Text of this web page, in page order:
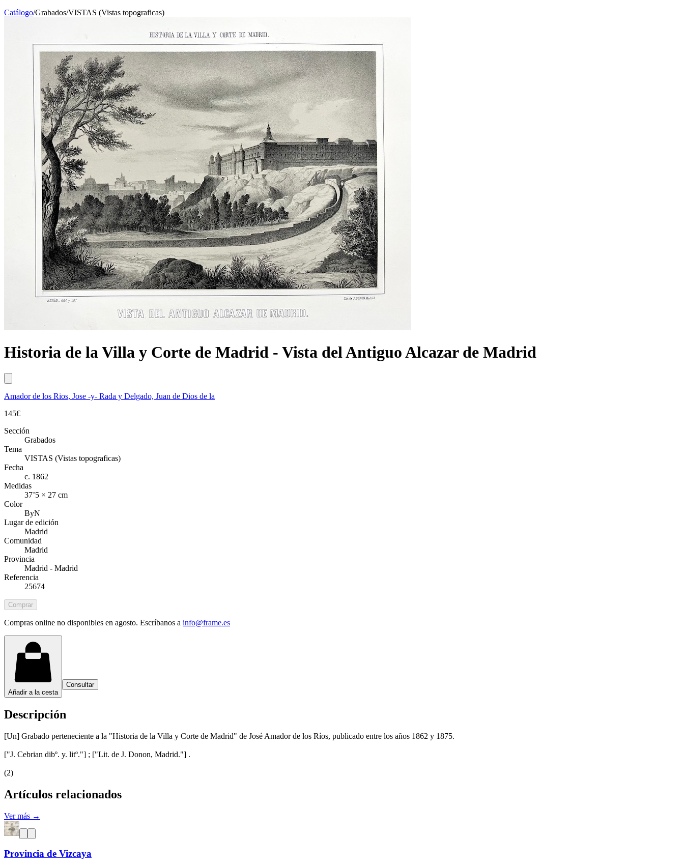
Catálogo/Grabados/VISTAS (Vistas topograficas)
Historia de la Villa y Corte de Madrid - Vista del Antiguo Alcazar de Madrid
Amador de los Rios, Jose -y- Rada y Delgado, Juan de Dios de la
145€
Sección
Grabados
Tema
VISTAS (Vistas topograficas)
Fecha
c. 1862
Medidas
37’5 × 27 cm
Color
ByN
Lugar de edición
Madrid
Comunidad
Madrid
Provincia
Madrid - Madrid
Referencia
25674
Comprar
Compras online no disponibles en agosto. Escríbanos a info@frame.es
Añadir a la cesta
Consultar
Descripción
[Un] Grabado perteneciente a la "Historia de la Villa y Corte de Madrid" de José Amador de los Ríos, publicado entre los años 1862 y 1875.
["J. Cebrian dibº. y. litº."] ; ["Lit. de J. Donon, Madrid."] .
(2)
Artículos relacionados
Ver más →
Provincia de Vizcaya